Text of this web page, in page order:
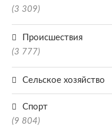
(3 309)
Происшествия
(3 777)
Сельское хозяйство
Спорт
(9 804)